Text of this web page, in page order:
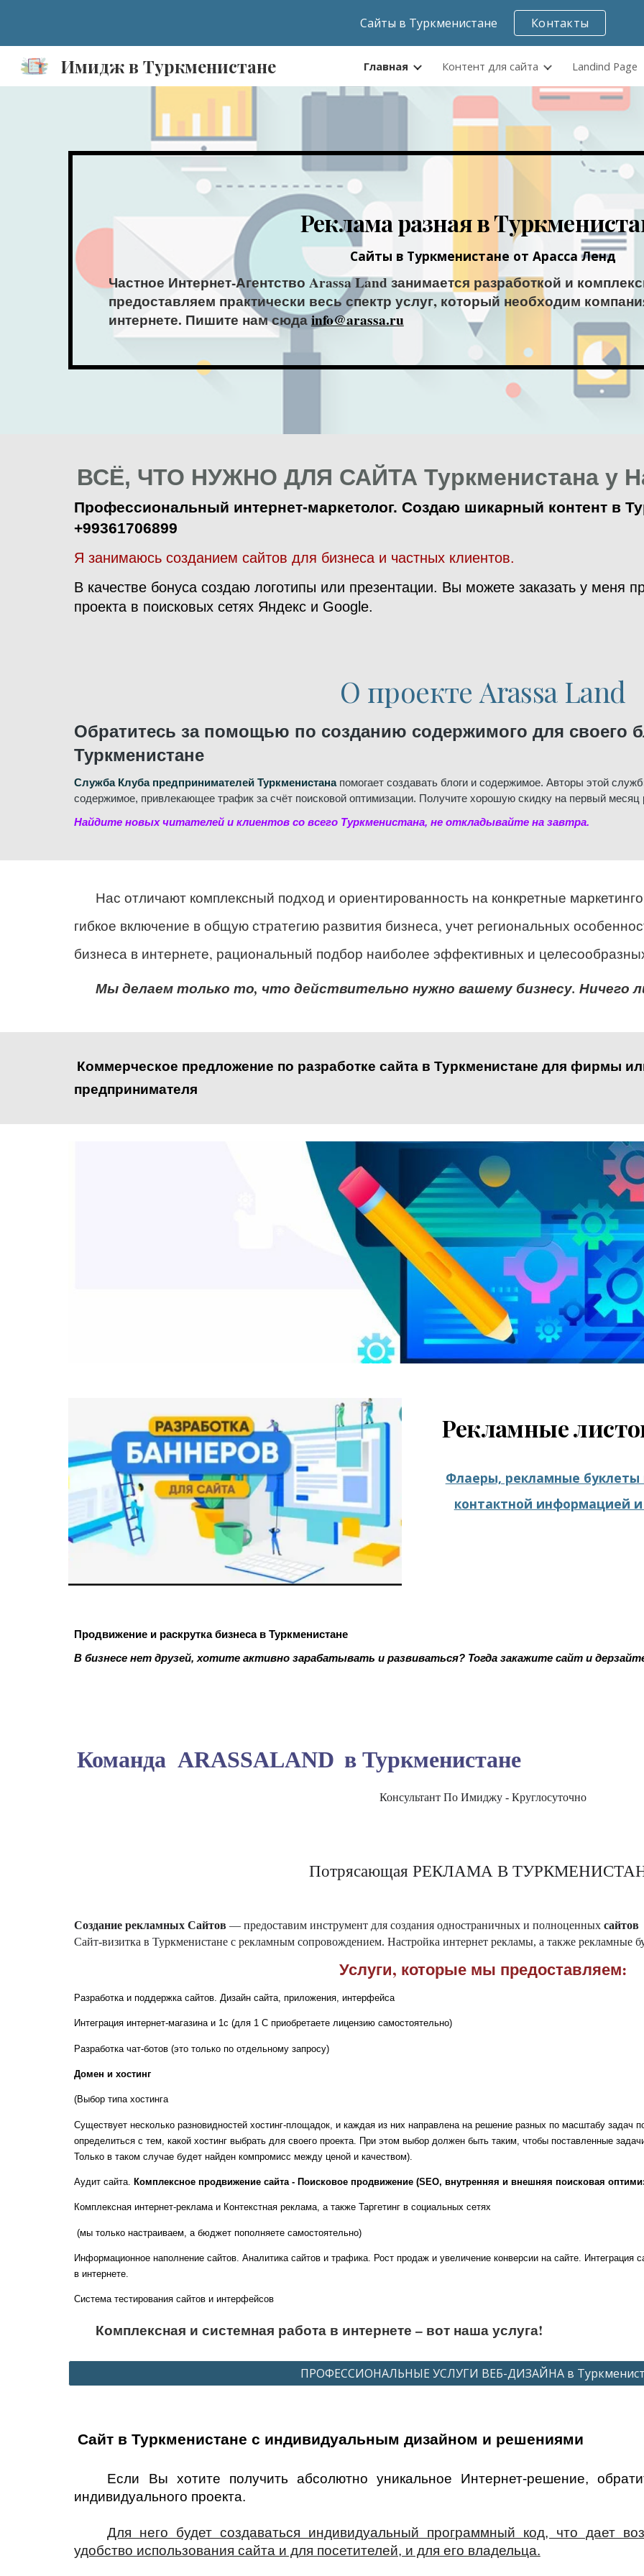
Skip to main content Skip to
Сайты в Туркменистане Контакты
Имидж в Туркменистане Главная Контент для сайта Landind Page
Реклама разная в
Сайты в Туркменистане от Арасса Ленд
Частное Интернет-Агентство Arassa Land занимается разработкой и
предоставляем практически весь спектр услуг, который необходим
интернете. Пишите нам сюдаinfo@arassa.ru
ВСЁ, ЧТО НУЖНО ДЛЯ САЙТА Туркменистана у
Профессиональный интернет-маркетолог. Создаю шикарный контент в
+99361706899
Я занимаюсь созданием сайтов для бизнеса и частных клиентов.
В качестве бонуса создаю логотипы или презентации. Вы можете заказать у меня
проекта в поисковых сетях Яндекс и Google.
О проекте Arassa Land
Обратитесь за помощью по созданию содержимого для своего
Туркменистане
Служба Клуба предпринимателей Туркменистанапомогает создавать блоги и содержимое. Авторы этой
содержимое, привлекающее трафик за счёт поисковой оптимизации. Получите хорошую скидку на первый месяц
Найдите новых читателей и клиентов со всего Туркменистана, не откладывайте на завтра.
Нас отличают комплексный подход и ориентированность на конкретные
гибкое включение в общую стратегию развития бизнеса, учет региональных
бизнеса в интернете, рациональный подбор наиболее эффективных и
Мы делаем только то, что действительно нужно вашему бизнесу. Ничего
Коммерческое предложение по разработке сайта в Туркменистане для фирмы
предпринимателя
Рекламные
Флаеры, рекламные буклеты
контактной информацией
Продвижение и раскрутка бизнеса в Туркменистане
В бизнесе нет друзей, хотите активно зарабатывать и развиваться? Тогда закажите сайт и
Команда ARASSALAND в Туркменистане
Консультант По Имиджу - Круглосуточно
Потрясающая РЕКЛАМА В
Создание рекламных Сайтов — предоставим инструмент для создания одностраничных и полноценных сайтов
Сайт-визитка в Туркменистане с рекламным сопровождением. Настройка интернет рекламы, а также рекламные
Услуги, которые мы предоставляем:
Разработка и поддержка сайтов. Дизайн сайта, приложения, интерфейса
Интеграция интернет-магазина и 1с (для 1 С приобретаете лицензию самостоятельно)
Разработка чат-ботов (это только по отдельному запросу)
Домен и хостинг
(Выбор типа хостинга
Существует несколько разновидностей хостинг-площадок, и каждая из них направлена на решение разных по масштабу задач
определиться с тем, какой хостинг выбрать для своего проекта. При этом выбор должен быть таким, чтобы поставленные
Только в таком случае будет найден компромисс между ценой и качеством).
Аудит сайта. Комплексное продвижение сайта - Поисковое продвижение (SEO, внутренняя и внешняя поисковая
Комплексная интернет-реклама и Контекстная реклама, а также Таргетинг в социальных сетях
(мы только настраиваем, а бюджет пополняете самостоятельно)
Информационное наполнение сайтов. Аналитика сайтов и трафика. Рост продаж и увеличение конверсии на сайте. Интеграция
в интернете.
Система тестирования сайтов и интерфейсов
Комплексная и системная работа в интернете – вот наша услуга!
ПРОФЕССИОНАЛЬНЫЕ УСЛУГИ ВЕБ-ДИЗАЙНА в
Сайт в Туркменистане с индивидуальным дизайном и решениями
Если Вы хотите получить абсолютно уникальное Интернет-решение,
индивидуального проекта.
Для него будет создаваться индивидуальный программный код, что дает
удобство использования сайта и для посетителей, и для его владельца.